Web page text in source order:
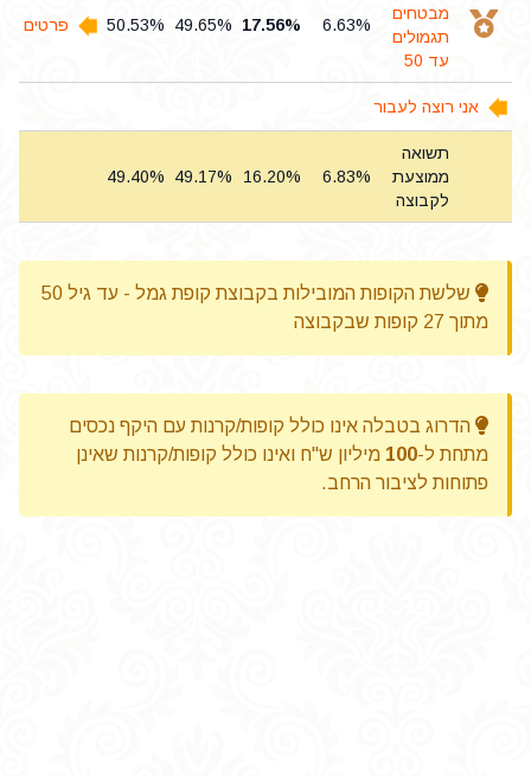
מבטחים
תגמולים
עד 50
6.63%
17.56%
49.65%
50.53% פרטים
אני רוצה לעבור
תשואה
ממוצעת
לקבוצה
6.83%
16.20%
49.17%
49.40%
שלשת הקופות המובילות בקבוצת קופת גמל - עד גיל 50
מתוך 27 קופות שבקבוצה
הדרוג בטבלה אינו כולל קופות/קרנות עם היקף נכסים
מתחת ל-100 מיליון ש"ח ואינו כולל קופות/קרנות שאינן
פתוחות לציבור הרחב.